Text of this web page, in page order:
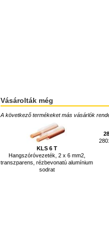
Vásárolták még
A következő termékeket más vásárlók
KLS 6 T
Hangszóróvezeték, 2 x 6 mm2,
transzparens, rézbevonatú alumínium
sodrat